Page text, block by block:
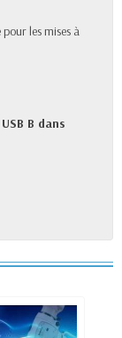
pour les mises à
B dans